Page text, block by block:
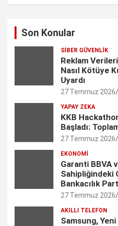
F
I
L
k
e
d
n
T
t
t
e
r
Y
T
u
b
C
a
n
n
e
Son Konular
SIBER GÜVENLIK
Reklam
Nasıl Kötüye
Uyardı
27 Temmuz 2026
YAPAY ZEKA
KKB
Başladı:
27 Temmuz 2026
EKONOMI
Garanti BBVA
Sahipliğindeki
Bankacılık
27 Temmuz 2026
AKILLI TELEFON
Samsung,